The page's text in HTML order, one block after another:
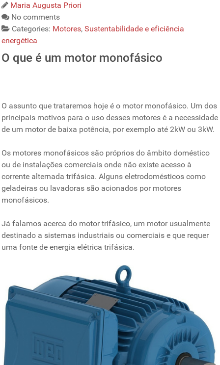
Maria Augusta Priori
No comments
Categories: Motores,Sustentabilidade e eficiência
energética
O que é um motor monofásico
O assunto que trataremos hoje é o motor monofásico. Um dos
principais motivos para o uso desses motores é a necessidade
de um motor de baixa potência, por exemplo até 2kW ou 3kW.
Os motores monofásicos são próprios do âmbito doméstico
ou de instalações comerciais onde não existe acesso à
corrente alternada trifásica. Alguns eletrodomésticos como
geladeiras ou lavadoras são acionados por motores
monofásicos.
Já falamos acerca do motor trifásico, um motor usualmente
destinado a sistemas industriais ou comerciais e que requer
uma fonte de energia elétrica trifásica.